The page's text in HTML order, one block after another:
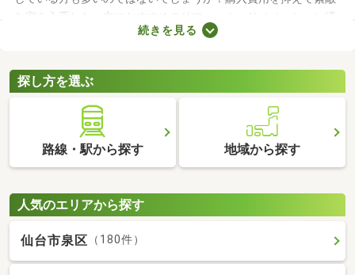
な家を入手したい方におすすめのリフォーム・リノベーション済
みの中古一軒家を紹介します。築年数が古くても新しい設備が整
快適に暮らせますよ。
続きを見る
探し方を選ぶ
路線・駅から探す 地域から探す
人気のエリアから探す
仙台市泉区 （180件）